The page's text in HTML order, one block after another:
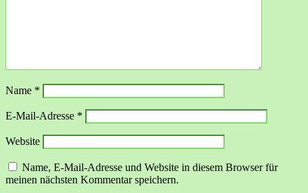
Name *
E-Mail-Adresse *
Website
Name, E-Mail-Adresse und Website in diesem Browser für
meinen nächsten Kommentar speichern.